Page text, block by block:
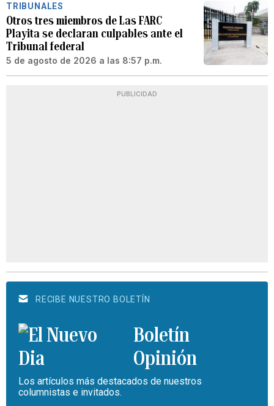
TRIBUNALES
Otros tres miembros de Las FARC
Playita se declaran culpables ante el
Tribunal federal
5 de agosto de 2026 a las 8:57 p.m.
PUBLICIDAD
RECIBE NUESTRO BOLETÍN
Boletín
Opinión
Los artículos más destacados de nuestros
columnistas e invitados.